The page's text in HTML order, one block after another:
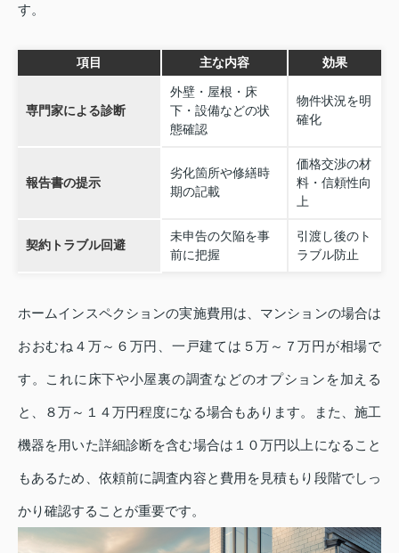
す。
項目 主な内容 効果
専門家による診断
外壁・屋根・床
下・設備などの状
態確認
物件状況を明
確化
報告書の提示
劣化箇所や修繕時
期の記載
価格交渉の材
料・信頼性向
上
契約トラブル回避
未申告の欠陥を事
前に把握
引渡し後のト
ラブル防止
ホームインスペクションの実施費用は、マンションの場合は
おおむね４万～６万円、一戸建ては５万～７万円が相場で
す。これに床下や小屋裏の調査などのオプションを加える
と、８万～１４万円程度になる場合もあります。また、施工
機器を用いた詳細診断を含む場合は１０万円以上になること
もあるため、依頼前に調査内容と費用を見積もり段階でしっ
かり確認することが重要です。